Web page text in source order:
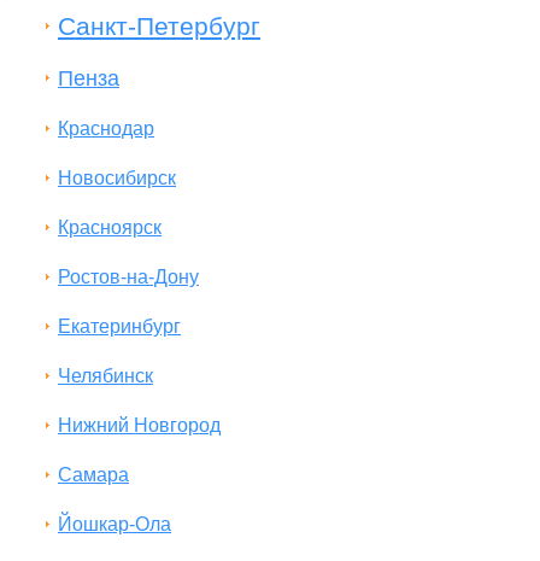
Санкт-Петербург
Пенза
Краснодар
Новосибирск
Красноярск
Ростов-на-Дону
Екатеринбург
Челябинск
Нижний Новгород
Самара
Йошкар-Ола